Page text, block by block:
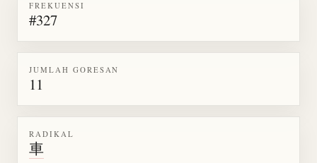
FREKUENSI
#327
JUMLAH GORESAN
11
RADIKAL
車